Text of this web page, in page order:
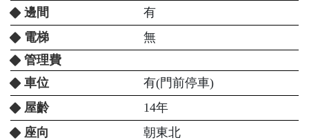
邊間
有
電梯
無
管理費
車位
有(門前停車)
屋齡
14年
座向
朝東北